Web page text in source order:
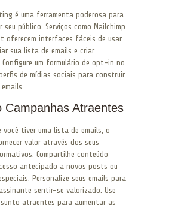
é uma ferramenta poderosa para
público. Serviços como Mailchimp
oferecem interfaces fáceis de usar
sua lista de emails e criar
Configure um formulário de opt-in no
de mídias sociais para construir
Campanhas Atraentes
você tiver uma lista de emails, o
valor através dos seus
Compartilhe conteúdo
antecipado a novos posts ou
Personalize seus emails para
sentir-se valorizado. Use
atraentes para aumentar as